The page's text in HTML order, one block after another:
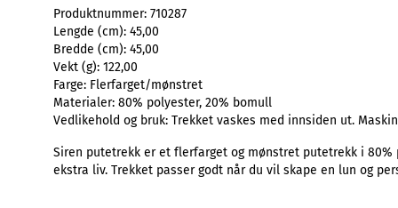
Produktnummer: 710287
Lengde (cm): 45,00
Bredde (cm): 45,00
Vekt (g): 122,00
Farge: Flerfarget/mønstret
Materialer: 80% polyester, 20% bomull
Vedlikehold og bruk: Trekket vaskes med innsiden ut.
Siren putetrekk er et flerfarget og mønstret putetrekk i
ekstra liv. Trekket passer godt når du vil skape en lun og